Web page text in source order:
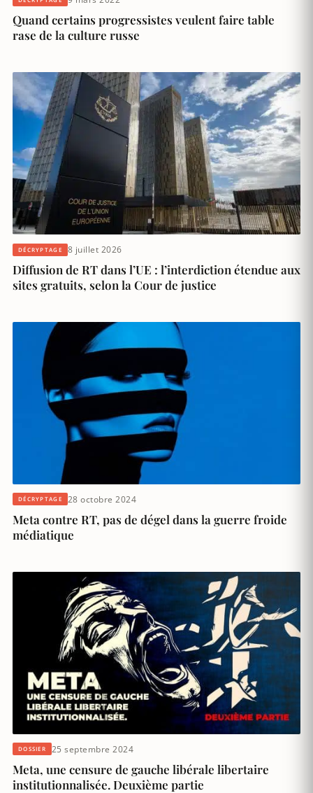
Quand certains progressistes veulent faire table
rase de la culture russe
DÉCRYPTAGE 8 juillet 2026
Diffusion de RT dans l’UE : l’interdiction étendue aux
sites gratuits, selon la Cour de justice
DÉCRYPTAGE 28 octobre 2024
Meta contre RT, pas de dégel dans la guerre froide
médiatique
DOSSIER 25 septembre 2024
Meta, une censure de gauche libérale libertaire
institutionnalisée. Deuxième partie